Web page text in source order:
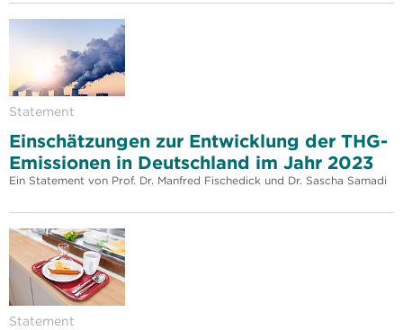
Statement
Einschätzungen zur Entwicklung der THG-
Emissionen in Deutschland im Jahr 2023
Ein Statement von Prof. Dr. Manfred Fischedick und Dr. Sascha Samadi
Statement